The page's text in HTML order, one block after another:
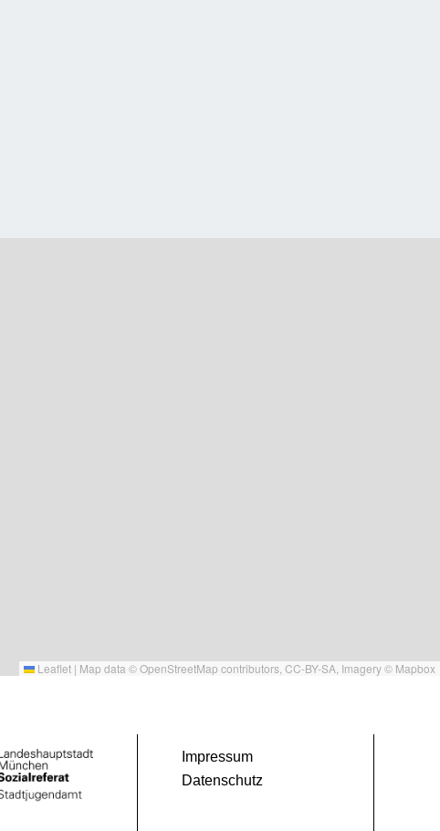
Leaflet | Map data ©OpenStreetMap contributors, CC-BY-SA , Imagery © Mapbox
Impressum
Datenschutz